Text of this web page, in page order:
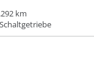
km
Schaltgetriebe